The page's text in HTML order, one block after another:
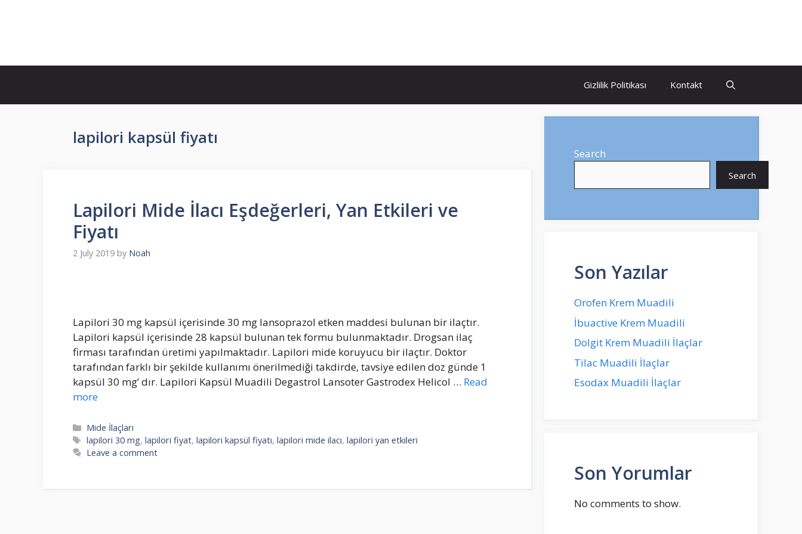
Gizlilik Politikası Kontakt
lapilori kapsül fiyatı
Lapilori Mide İlacı Eşdeğerleri, Yan Etkileri ve
Fiyatı
2 July 2019 by Noah
Lapilori 30 mg kapsül içerisinde 30 mg lansoprazol etken maddesi bulunan bir ilaçtır.
Lapilori kapsül içerisinde 28 kapsül bulunan tek formu bulunmaktadır. Drogsan ilaç
firması tarafından üretimi yapılmaktadır. Lapilori mide koruyucu bir ilaçtır. Doktor
tarafından farklı bir şekilde kullanımı önerilmediği takdirde, tavsiye edilen doz günde 1
kapsül 30 mg’ dır. Lapilori Kapsül Muadili Degastrol Lansoter Gastrodex Helicol … Read
more
Categories
Mide İlaçları
Tags
lapilori 30 mg,lapilori fiyat,lapilori kapsül fiyatı,lapilori mide ilacı,lapilori yan etkileri
Leave a comment
Search
Search
Son Yazılar
Orofen Krem Muadili
İbuactive Krem Muadili
Dolgit Krem Muadili İlaçlar
Tilac Muadili İlaçlar
Esodax Muadili İlaçlar
Son Yorumlar
No comments to show.